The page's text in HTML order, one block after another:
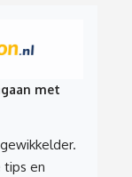
met
tips en